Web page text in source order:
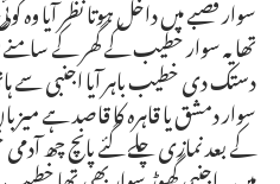
تھا یہ سوار خطیب کے گھر کے
دستک دی خطیب باہر آیا اجنبی سے
سوار دمشق یا قاہرہ کا قاصد ہے
کے بعد نمازی چلے گئے پانچ چھ